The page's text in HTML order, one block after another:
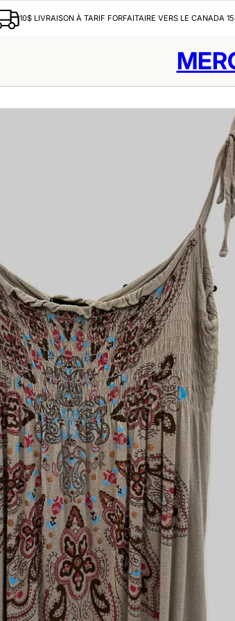
10$ LIVRAISON À TARIF FORFAITAIRE VERS LE CANADA